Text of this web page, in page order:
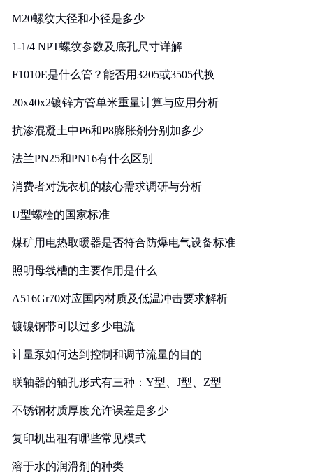
M20螺纹大径和小径是多少
1-1/4 NPT螺纹参数及底孔尺寸详解
F1010E是什么管？能否用3205或3505代换
20x40x2镀锌方管单米重量计算与应用分析
抗渗混凝土中P6和P8膨胀剂分别加多少
法兰PN25和PN16有什么区别
消费者对洗衣机的核心需求调研与分析
U型螺栓的国家标准
煤矿用电热取暖器是否符合防爆电气设备标准
照明母线槽的主要作用是什么
A516Gr70对应国内材质及低温冲击要求解析
镀镍钢带可以过多少电流
计量泵如何达到控制和调节流量的目的
联轴器的轴孔形式有三种：Y型、J型、Z型
不锈钢材质厚度允许误差是多少
复印机出租有哪些常见模式
溶于水的润滑剂的种类